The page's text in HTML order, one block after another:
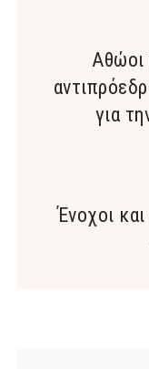
Αθώοι
για
Ένοχοι